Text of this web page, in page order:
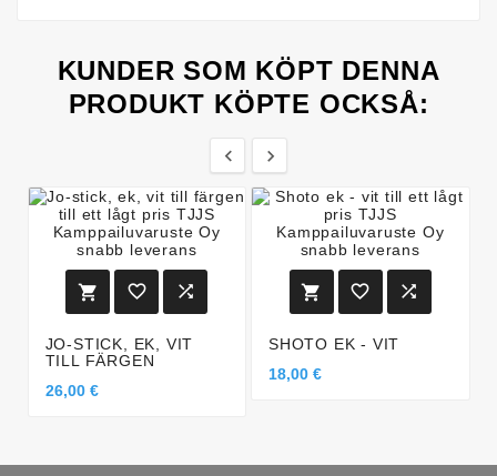
KUNDER SOM KÖPT DENNA
PRODUKT KÖPTE OCKSÅ:
 
  
JO-STICK, EK, VIT
TILL FÄRGEN
26,00 €
  
SHOTO EK - VIT
18,00 €